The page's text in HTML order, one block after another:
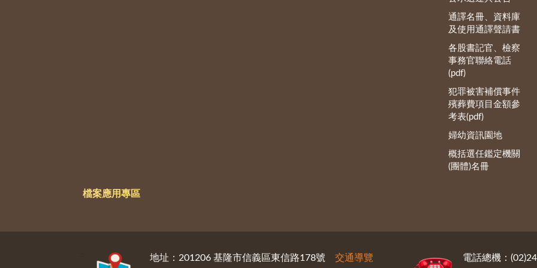
通譯名冊、資料庫
及使用通譯聲請書
各股書記官、檢察
事務官聯絡電話
(pdf)
犯罪被害補償事件
殯葬費項目金額參
考表(pdf)
婦幼資訊園地
概括選任鑑定機關
(團體)名冊
檔案應用專區
地址：201206 基隆市信義區東信路178號 交通導覽 電話總機：